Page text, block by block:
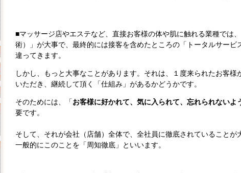
■マッサージ店やエステなど、直接お客様の体や肌に触れる業種では
術）」が大事で、最終的には接客を含めたところの「トータルサービ
違ってきます。
しかし、もっと大事なことがあります。それは、１度来られたお客様
いただき、継続して頂く「仕組み」があるかどうかです。
そのためには、「 お客様に好かれて、気に入られて、忘れられないよ
要です。
そして、それが会社（店舗）全体で、全社員に徹底されていることが
一般的にこのことを「周知徹底」といいます。